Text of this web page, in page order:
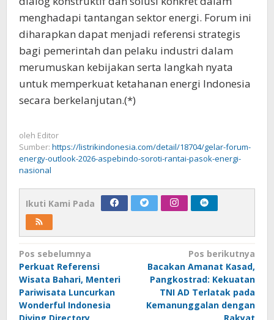
menghadapi tantangan sektor energi. Forum ini
diharapkan dapat menjadi referensi strategis
bagi pemerintah dan pelaku industri dalam
merumuskan kebijakan serta langkah nyata
untuk memperkuat ketahanan energi Indonesia
secara berkelanjutan.(*)
oleh Editor
Sumber: https://listrikindonesia.com/detail/18704/gelar-forum-
energy-outlook-2026-aspebindo-soroti-rantai-pasok-energi-
nasional
Ikuti Kami Pada
Navigasi
pos
Pos sebelumnya
Perkuat Referensi
Wisata Bahari, Menteri
Pariwisata Luncurkan
Wonderful Indonesia
Pos berikutnya
Bacakan Amanat Kasad,
Pangkostrad: Kekuatan
TNI AD Terlatak pada
Kemanunggalan dengan